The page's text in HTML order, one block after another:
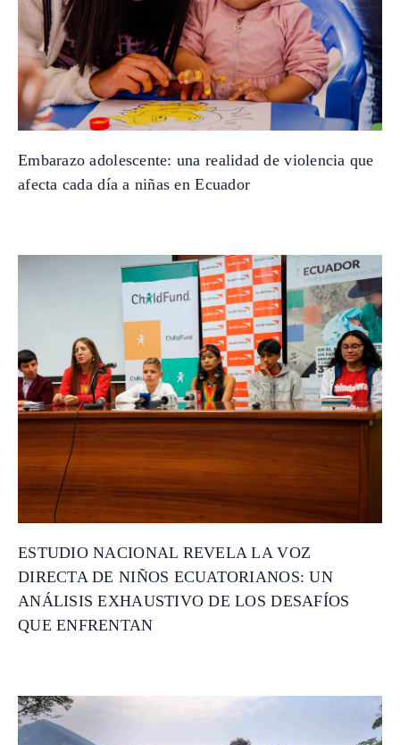
Embarazo adolescente: una realidad de violencia que
afecta cada día a niñas en Ecuador
ESTUDIO NACIONAL REVELA LA VOZ
DIRECTA DE NIÑOS ECUATORIANOS: UN
ANÁLISIS EXHAUSTIVO DE LOS DESAFÍOS
QUE ENFRENTAN